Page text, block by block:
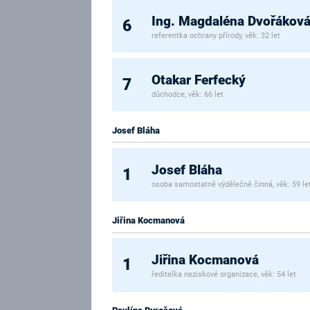
6 Ing. Magdaléna
referentka ochrany přírody, věk: 32 let
7 Otakar Ferfecký
důchodce, věk: 66 let
Josef Bláha
1 Josef Bláha
osoba samostatně výdělečně činná, věk: 59
Jiřina Kocmanová
1 Jiřina Kocmanová
ředitelka neziskové organizace, věk: 54 let